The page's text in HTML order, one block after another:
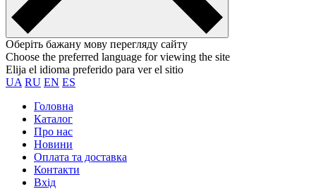
Оберіть бажану мову перегляду сайту
Choose the preferred language for viewing the site
Elija el idioma preferido para ver el sitio
UA RU EN ES
Головна
Каталог
Про нас
Новини
Оплата та доставка
Контакти
Вхiд